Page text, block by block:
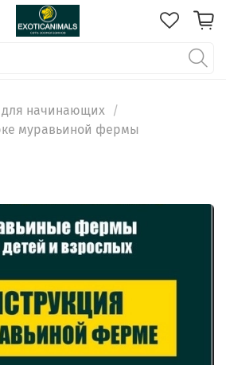
начинающих
муравьиной фермы